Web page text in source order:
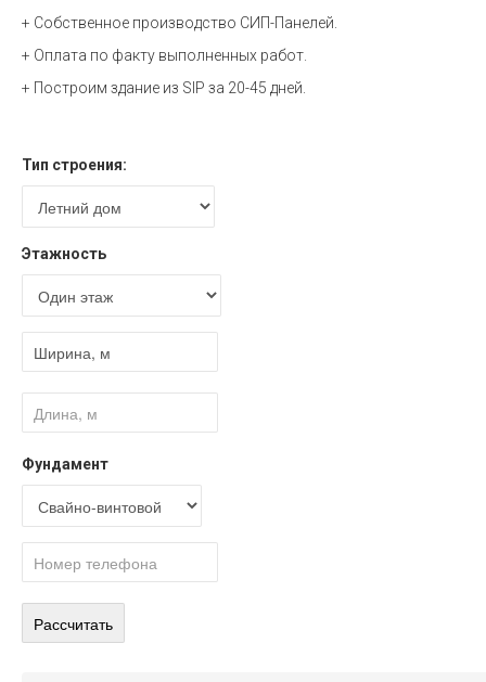
+ Собственное производство СИП-Панелей.
+ Оплата по факту выполненных работ.
+ Построим здание из SIP за 20-45 дней.
Тип строения:
Этажность
Фундамент